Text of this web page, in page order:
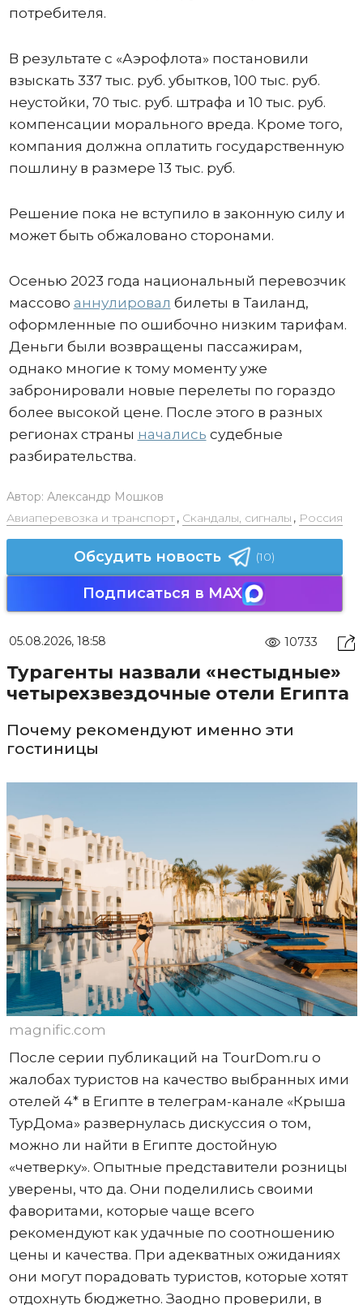
потребителя.
В результате с «Аэрофлота» постановили
взыскать 337 тыс. руб. убытков, 100 тыс. руб.
неустойки, 70 тыс. руб. штрафа и 10 тыс. руб.
компенсации морального вреда. Кроме того,
компания должна оплатить государственную
пошлину в размере 13 тыс. руб.
Решение пока не вступило в законную силу и
может быть обжаловано сторонами.
Осенью 2023 года национальный перевозчик
массово аннулировал билеты в Таиланд,
оформленные по ошибочно низким тарифам.
Деньги были возвращены пассажирам,
однако многие к тому моменту уже
забронировали новые перелеты по гораздо
более высокой цене. После этого в разных
регионах страны начались судебные
разбирательства.
Автор: Александр Мошков
Авиаперевозка и транспорт, Скандалы, сигналы , Россия
Обсудить новость (10)
Подписаться в MAX
05.08.2026, 18:58 10733
Турагенты назвали «нестыдные»
четырехзвездочные отели Египта
Почему рекомендуют именно эти
гостиницы
magnific.com
После серии публикаций на TourDom.ru о
жалобах туристов на качество выбранных ими
отелей 4* в Египте в телеграм-канале «Крыша
ТурДома» развернулась дискуссия о том,
можно ли найти в Египте достойную
«четверку». Опытные представители розницы
уверены, что да. Они поделились своими
фаворитами, которые чаще всего
рекомендуют как удачные по соотношению
цены и качества. При адекватных ожиданиях
они могут порадовать туристов, которые хотят
отдохнуть бюджетно. Заодно проверили, в